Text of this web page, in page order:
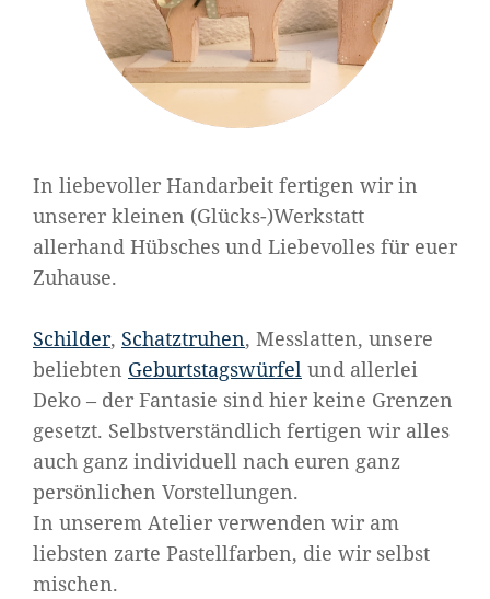
In liebevoller Handarbeit fertigen wir in
unserer kleinen (Glücks-)Werkstatt
allerhand Hübsches und Liebevolles für euer
Zuhause.
Schilder, Schatztruhen, Messlatten, unsere
beliebten Geburtstagswürfel und allerlei
Deko – der Fantasie sind hier keine Grenzen
gesetzt. Selbstverständlich fertigen wir alles
auch ganz individuell nach euren ganz
persönlichen Vorstellungen.
In unserem Atelier verwenden wir am
liebsten zarte Pastellfarben, die wir selbst
mischen.